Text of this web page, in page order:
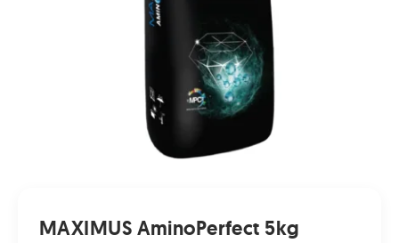
MAXIMUS AminoPerfect 5kg